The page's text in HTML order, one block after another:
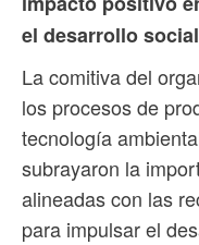
el desarrollo
La comitiva del
los procesos de
tecnología
subrayaron la
alineadas con las
para impulsar el